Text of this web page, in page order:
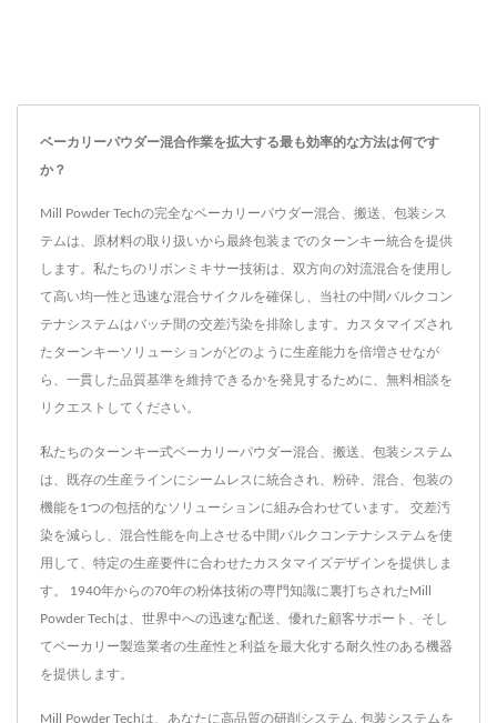
ベーカリーパウダー混合作業を拡大する最も効率的な方法は何です
か？
Mill Powder Techの完全なベーカリーパウダー混合、搬送、包装シス
テムは、原材料の取り扱いから最終包装までのターンキー統合を提供
します。私たちのリボンミキサー技術は、双方向の対流混合を使用し
て高い均一性と迅速な混合サイクルを確保し、当社の中間バルクコン
テナシステムはバッチ間の交差汚染を排除します。カスタマイズされ
たターンキーソリューションがどのように生産能力を倍増させなが
ら、一貫した品質基準を維持できるかを発見するために、無料相談を
リクエストしてください。
私たちのターンキー式ベーカリーパウダー混合、搬送、包装システム
は、既存の生産ラインにシームレスに統合され、粉砕、混合、包装の
機能を1つの包括的なソリューションに組み合わせています。 交差汚
染を減らし、混合性能を向上させる中間バルクコンテナシステムを使
用して、特定の生産要件に合わせたカスタマイズデザインを提供しま
す。 1940年からの70年の粉体技術の専門知識に裏打ちされたMill
Powder Techは、世界中への迅速な配送、優れた顧客サポート、そし
てベーカリー製造業者の生産性と利益を最大化する耐久性のある機器
を提供します。
Mill Powder Techは、あなたに高品質の研削システム, 包装システムを